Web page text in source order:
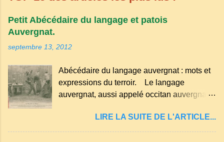
Petit Abécédaire du langage et patois
Auvergnat.
septembre 13, 2012
Abécédaire du langage auvergnat : mots et
expressions du terroir. Le langage
auvergnat, aussi appelé occitan auvergnat ,
principalement en Auvergne et dans
certaines parties du Massif central . Il
LIRE LA SUITE DE L'ARTICLE...